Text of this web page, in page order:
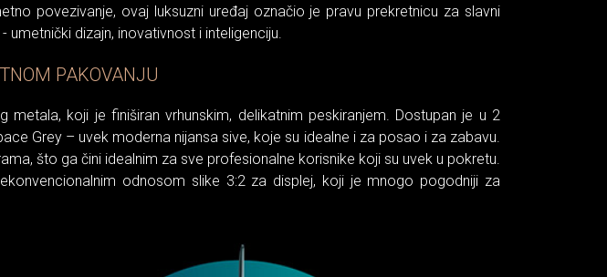
povezivanje, ovaj luksuzni uređaj označio je pravu prekretnicu za slavni
dizajn, inovativnost i inteligenciju.
PAKOVANJU
metala, koji je finiširan vrhunskim, delikatnim peskiranjem. Dostupan je u 2
Grey – uvek moderna nijansa sive, koje su idealne i za posao i za zabavu.
što ga čini idealnim za sve profesionalne korisnike koji su uvek u pokretu.
odnosom slike 3:2 za displej, koji je mnogo pogodniji za